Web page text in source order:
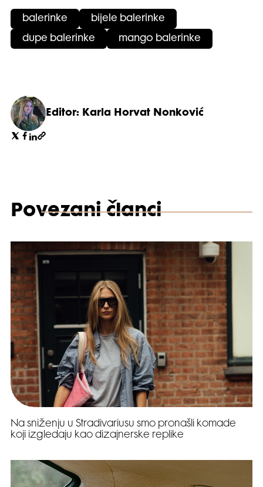
balerinke bijele balerinke
dupe balerinke mango balerinke
Editor: Karla Horvat Nonković
Povezani članci
Na sniženju u Stradivariusu smo pronašli komade
koji izgledaju kao dizajnerske replike